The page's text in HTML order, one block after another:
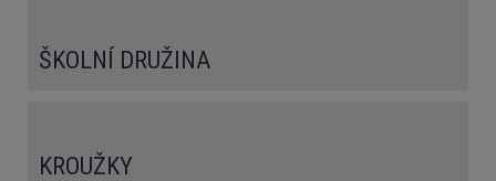
ŠKOLNÍ DRUŽINA
KROUŽKY